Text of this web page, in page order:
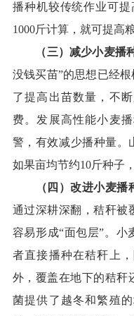
播种机较传统作业可提
1000斤计算，就可提高
（三）减少小麦播
没钱买苗”的思想已经
了提高出苗数量，不
费。发展高性能小麦
警，有效减少播种量。
如果亩均节约10斤种子
（四）改进小麦播
通过深耕深翻，秸秆被
容易形成“面包层”。 小
者直接播种在秸秆上
外，覆盖在地下的秸秆
菌提供了越冬和繁殖